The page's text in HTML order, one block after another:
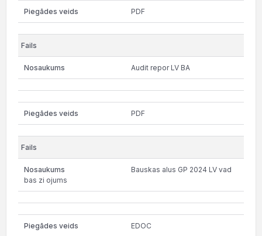
PDF
Audit repor LV BA
PDF
Bauskas alus GP 2024 LV vad
bas zi ojums
EDOC